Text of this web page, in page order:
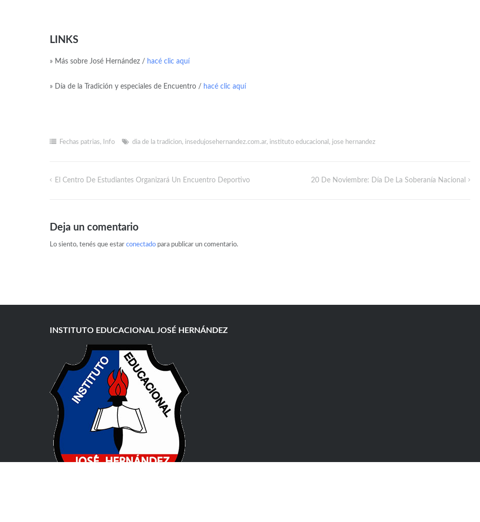
LINKS
» Más sobre José Hernández / hacé clic aquí
» Día de la Tradición y especiales de Encuentro / hacé clic aquí
Fechas patrias, Info dia de la tradicion, insedujosehernandez.com.ar, instituto educacional , jose hernandez
El Centro De Estudiantes Organizará Un Encuentro Deportivo 20 De Noviembre: Día De La Soberanía Nacional
Deja un comentario
Lo siento, tenés que estar conectadopara publicar un comentario.
INSTITUTO EDUCACIONAL JOSÉ HERNÁNDEZ